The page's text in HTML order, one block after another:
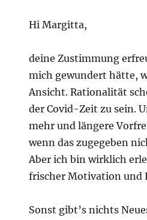
Hi Margitta,
deine Zustimmung
mich gewundert hätte,
Ansicht. Rationalität
der Covid-Zeit zu sein.
mehr und längere
wenn das zugegeben
Aber ich bin wirklich
frischer Motivation und
Sonst gibt’s nichts